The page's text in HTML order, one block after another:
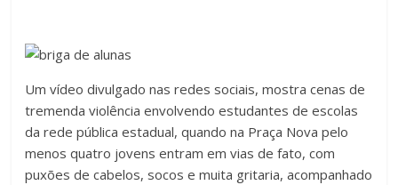
Um vídeo divulgado nas redes sociais, mostra cenas de
tremenda violência envolvendo estudantes de escolas
da rede pública estadual, quando na Praça Nova pelo
menos quatro jovens entram em vias de fato, com
puxões de cabelos, socos e muita gritaria, acompanhado